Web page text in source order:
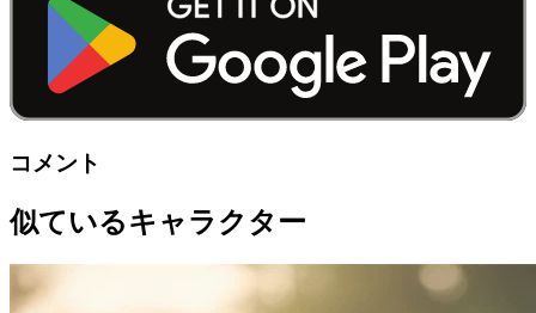
コメント
似ているキャラクター